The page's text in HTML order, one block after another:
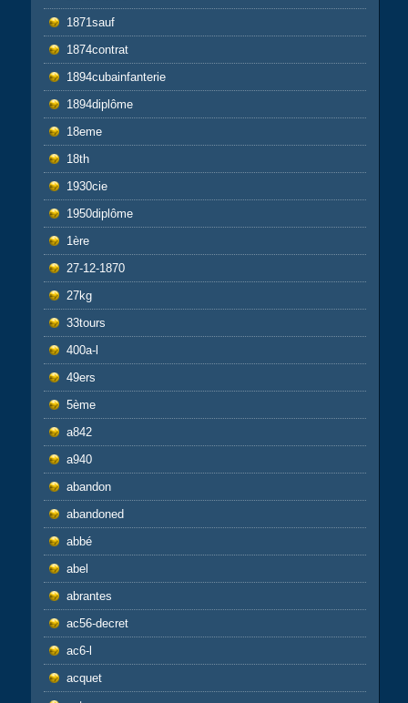
1871sauf
1874contrat
1894cubainfanterie
1894diplôme
18eme
18th
1930cie
1950diplôme
1ère
27-12-1870
27kg
33tours
400a-l
49ers
5ème
a842
a940
abandon
abandoned
abbé
abel
abrantes
ac56-decret
ac6-l
acquet